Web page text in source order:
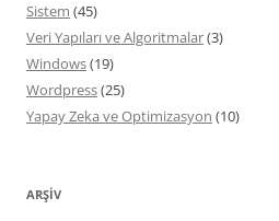
Sistem (45)
Veri Yapıları ve Algoritmalar(3)
Windows(19)
Wordpress(25)
Yapay Zeka ve Optimizasyon (10)
ARŞIV